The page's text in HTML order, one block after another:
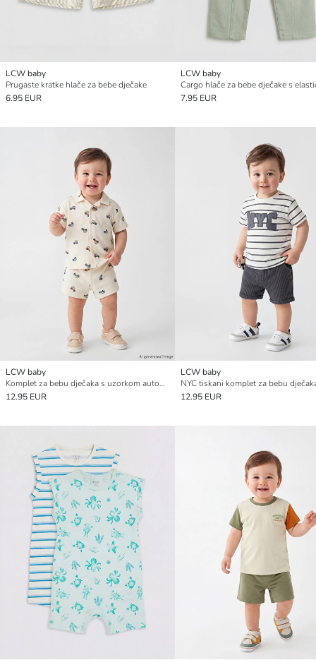
LCW baby
Prugaste kratke hlače za bebe dječake
6.95 EUR
LCW baby
7.95 EUR
LCW baby
Komplet za bebu dječaka s uzorkom automobila
12.95 EUR
LCW baby
12.95 EUR